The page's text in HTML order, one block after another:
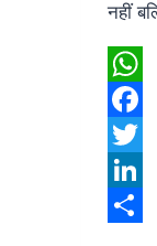
नहीं
Twitter